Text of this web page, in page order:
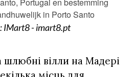
IMart8 - imart8.pt
шлюбні вілли на Мадері